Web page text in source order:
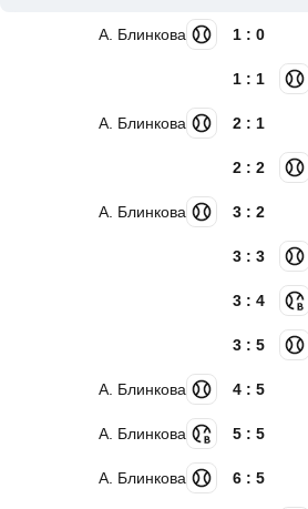
А. Блинкова 1 : 0
1 : 1
А. Блинкова 2 : 1
2 : 2
А. Блинкова 3 : 2
3 : 3
3 : 4
3 : 5
А. Блинкова 4 : 5
А. Блинкова 5 : 5
А. Блинкова 6 : 5